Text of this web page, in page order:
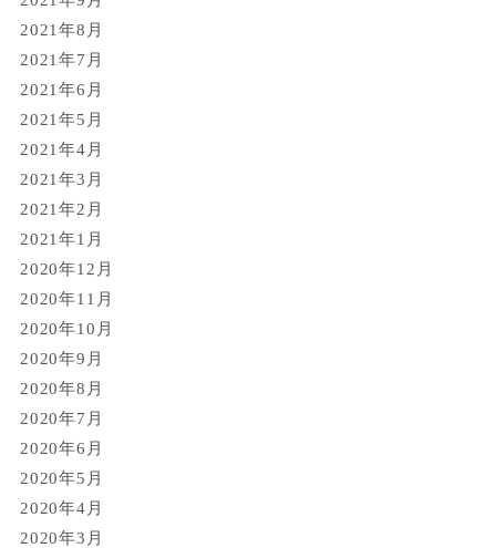
2021年8月
2021年7月
2021年6月
2021年5月
2021年4月
2021年3月
2021年2月
2021年1月
2020年12月
2020年11月
2020年10月
2020年9月
2020年8月
2020年7月
2020年6月
2020年5月
2020年4月
2020年3月